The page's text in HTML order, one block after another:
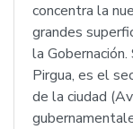
concentra la
grandes
la
Pirgua, es el
de la ciudad